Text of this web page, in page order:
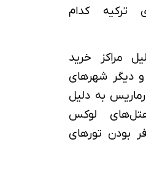
ترکیه کدام
مراکز خرید
و دیگر شهرهای
به دلیل
لوکس
بودن تورهای